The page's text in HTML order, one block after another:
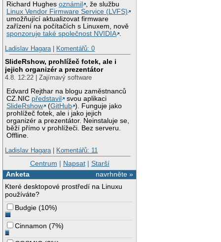
Richard Hughesoznámil
, že službu
Linux Vendor Firmware Service (LVFS)
umožňující aktualizovat firmware
zařízení na počítačích s Linuxem, nově
sponzoruje také společnost NVIDIA .
Ladislav Hagara| Komentářů: 0
SlideRshow, prohlížeč fotek, ale i
jejich organizér a prezentátor
4.8. 12:22 | Zajímavý software
Edvard Rejthar na blogu zaměstnanců
CZ.NIC představil
svou aplikaci
SlideRshow
(GitHub ). Funguje jako
prohlížeč fotek, ale i jako jejich
organizér a prezentátor. Neinstaluje se,
běží přímo v prohlížeči. Bez serveru.
Offline.
Ladislav Hagara| Komentářů: 11
Centrum | Napsat| Starší
navrhněte »
Anketa
Které desktopové prostředí na Linuxu
používáte?
Budgie (10%)
Cinnamon (7%)